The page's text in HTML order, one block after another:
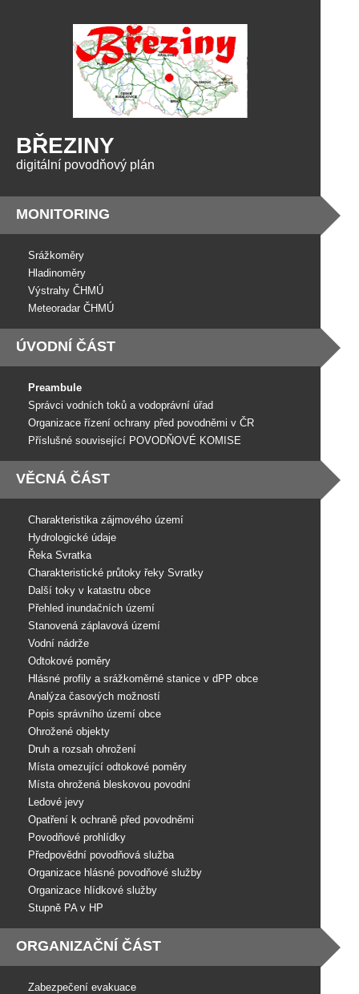
BŘEZINY
digitální povodňový plán
MONITORING
Srážkoměry
Hladinoměry
Výstrahy ČHMÚ
Meteoradar ČHMÚ
ÚVODNÍ ČÁST
Preambule
Správci vodních toků a vodoprávní úřad
Organizace řízení ochrany před povodněmi v ČR
Příslušné související POVODŇOVÉ KOMISE
VĚCNÁ ČÁST
Charakteristika zájmového území
Hydrologické údaje
Řeka Svratka
Charakteristické průtoky řeky Svratky
Další toky v katastru obce
Přehled inundačních území
Stanovená záplavová území
Vodní nádrže
Odtokové poměry
Hlásné profily a srážkoměrné stanice v dPP obce
Analýza časových možností
Popis správního území obce
Ohrožené objekty
Druh a rozsah ohrožení
Místa omezující odtokové poměry
Místa ohrožená bleskovou povodní
Ledové jevy
Opatření k ochraně před povodněmi
Povodňové prohlídky
Předpovědní povodňová služba
Organizace hlásné povodňové služby
Organizace hlídkové služby
Stupně PA v HP
ORGANIZAČNÍ ČÁST
Zabezpečení evakuace